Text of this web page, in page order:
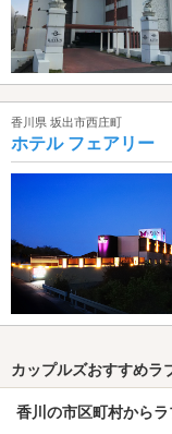
香川県 坂出市西庄町
ホテル フェアリー
カップルズおすすめラ
香川の市区町村から